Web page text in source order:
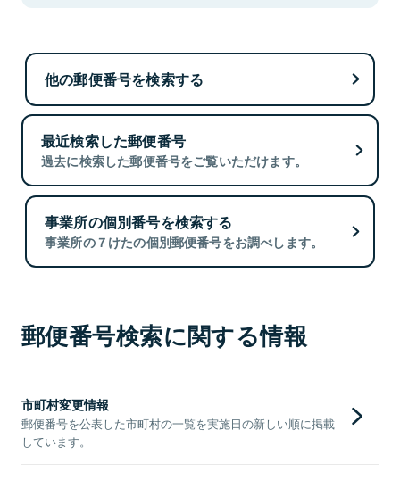
他の郵便番号を検索する
最近検索した郵便番号
過去に検索した郵便番号をご覧いただけます。
事業所の個別番号を検索する
事業所の７けたの個別郵便番号をお調べします。
郵便番号検索に関する情報
市町村変更情報
郵便番号を公表した市町村の一覧を実施日の新しい順に掲載
しています。